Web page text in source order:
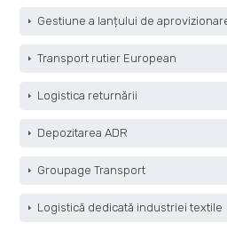
Gestiune a lanțului de
Transport rutier European
Logistica returnării
Depozitarea ADR
Groupage Transport
Logistică dedicată industriei textile